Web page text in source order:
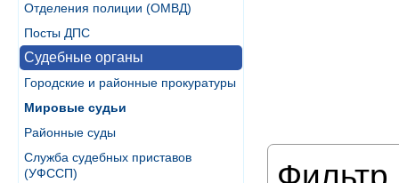
Отделения полиции (ОМВД)
Посты ДПС
Судебные органы
Городские и районные прокуратуры
Мировые судьи
Районные суды
Служба судебных приставов
(УФССП)